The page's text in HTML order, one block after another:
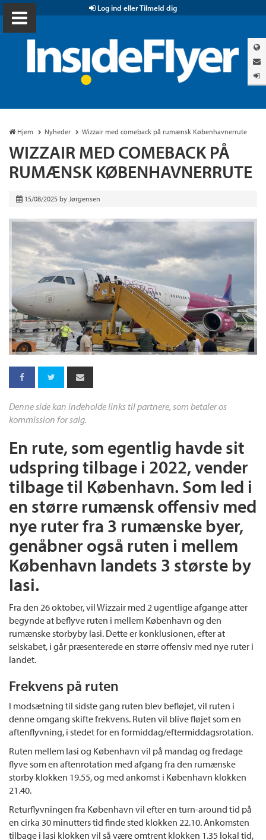
Log ind eller Tilmeld dig
Hjem Nyheder Wizzair med comeback på rumænsk Københavnerrute
WIZZAIR MED COMEBACK PÅ
RUMÆNSK KØBENHAVNERRUTE
15/08/2025 by Jørgensen
Denne side kan indeholde links til partnere, som betaler os
kommission for salg.
En rute, som egentlig havde sit
udspring tilbage i 2022, vender
tilbage til København. Som led i
en større rumænsk offensiv med
nye ruter fra 3 rumænske byer,
genåbner også ruten i mellem
København landets 3 største by
Iasi.
Fra den 26 oktober, vil Wizzair med 2 ugentlige afgange atter
begynde at beflyve ruten i mellem København og den
rumænske storbyby Iasi. Dette er konklusionen, efter at
selskabet, i går præsenterede en større offensiv med nye ruter i
landet.
Frekvens på ruten
I modsætning til sidste gang ruten blev befløjet, vil ruten i
denne omgang skifte frekvens. Ruten vil blive fløjet som en
aftenflyvning, i stedet for en formiddag/eftermiddagsrotation.
Ruten mellem Iasi og København vil på mandag og fredage
flyve som en aftenrotation med afgang fra den rumænske
storby klokken 19.55, og med ankomst i København klokken
21.40.
Returflyvningen fra København vil efter en turn-around tid på
en cirka 30 minutters tid finde sted klokken 22.10. Ankomsten
tilbage i Iasi klokken vil så være omtrent klokken 1.35 lokal tid,